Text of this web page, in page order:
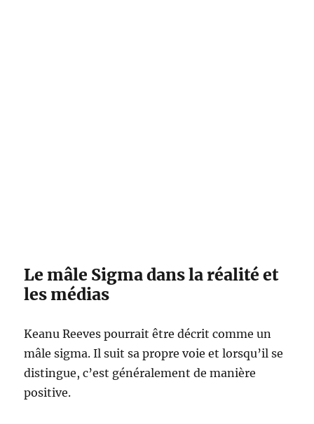
Le mâle Sigma dans la réalité et
les médias
Keanu Reeves pourrait être décrit comme un
mâle sigma. Il suit sa propre voie et lorsqu’il se
distingue, c’est généralement de manière
positive.